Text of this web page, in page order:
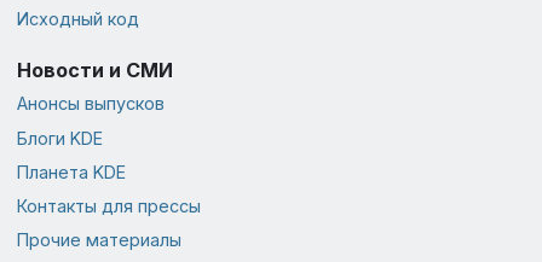
Исходный код
Новости и СМИ
Анонсы выпусков
Блоги KDE
Планета KDE
Контакты для прессы
Прочие материалы